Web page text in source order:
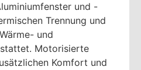
und -
Trennung und
und
Motorisierte
Komfort und